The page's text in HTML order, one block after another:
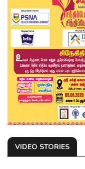
VIDEO STORIES